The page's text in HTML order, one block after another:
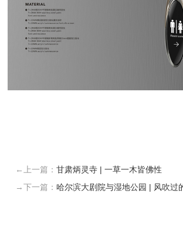
←上一篇：甘肃炳灵寺 | 一草一木皆佛性
→下一篇：哈尔滨大剧院与湿地公园 | 风吹过